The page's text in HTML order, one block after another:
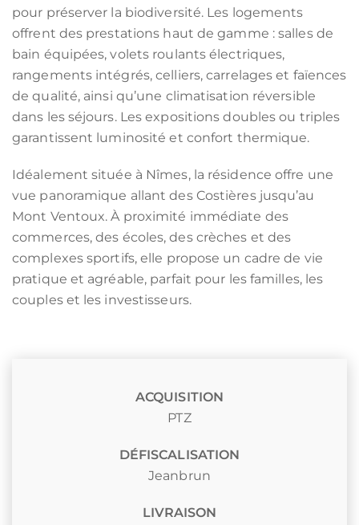
pour préserver la biodiversité. Les logements
offrent des prestations haut de gamme : salles de
bain équipées, volets roulants électriques,
rangements intégrés, celliers, carrelages et faïences
de qualité, ainsi qu’une climatisation réversible
dans les séjours. Les expositions doubles ou triples
garantissent luminosité et confort thermique.
Idéalement située à Nîmes, la résidence offre une
vue panoramique allant des Costières jusqu’au
Mont Ventoux. À proximité immédiate des
commerces, des écoles, des crèches et des
complexes sportifs, elle propose un cadre de vie
pratique et agréable, parfait pour les familles, les
couples et les investisseurs.
ACQUISITION
PTZ
DÉFISCALISATION
Jeanbrun
LIVRAISON